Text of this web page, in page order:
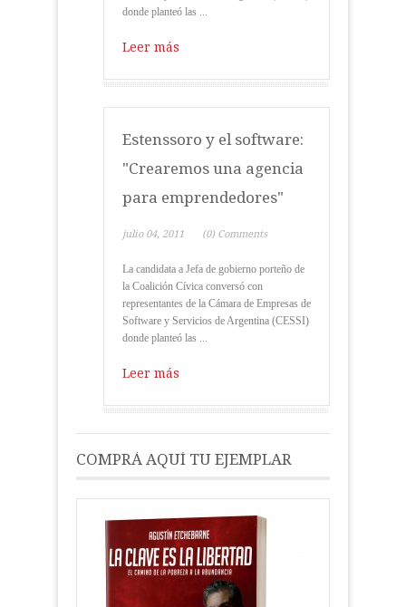
donde planteó las ...
Leer más
Estenssoro y el software:
"Crearemos una agencia
para emprendedores"
julio 04, 2011 (0) Comments
La candidata a Jefa de gobierno porteño de
la Coalición Cívica conversó con
representantes de la Cámara de Empresas de
Software y Servicios de Argentina (CESSI)
donde planteó las ...
Leer más
COMPRÁ AQUÍ TU EJEMPLAR